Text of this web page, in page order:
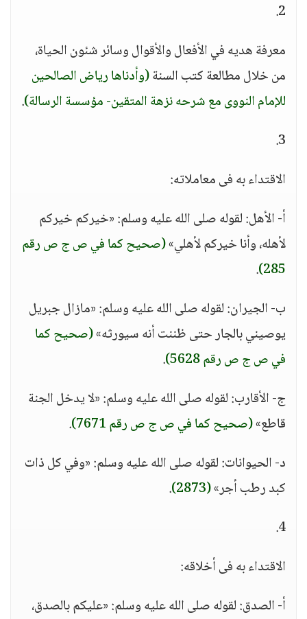
2.
معرفة هديه في الأفعال والأقوال وسائر شئون الحياة،
من خلال مطالعة كتب السنة(وأدناها رياض الصالحين
للإمام النووى مع شرحه نزهة المتقين- مؤسسة الرسالة).
3.
الاقتداء به فى معاملاته:
أ- الأهل: لقوله صلى الله عليه وسلم: «خيركم خيركم
لأهله، وأنا خيركم لأهلي»(صحيح كما في ص ج ص رقم
285)
.
ب- الجيران: لقوله صلى الله عليه وسلم: «مازال جبريل
يوصيني بالجار حتى ظننت أنه سيورثه»(صحيح كما
في ص ج ص رقم 5628)
.
ج- الأقارب: لقوله صلى الله عليه وسلم: «لا يدخل الجنة
قاطع»(صحيح كما في ص ج ص رقم 7671)
.
د- الحيوانات: لقوله صلى الله عليه وسلم: «وفي كل ذات
كبد رطب أجر»(2873)
.
4.
الاقتداء به فى أخلاقه:
أ- الصدق: لقوله صلى الله عليه وسلم: «عليكم بالصدق،